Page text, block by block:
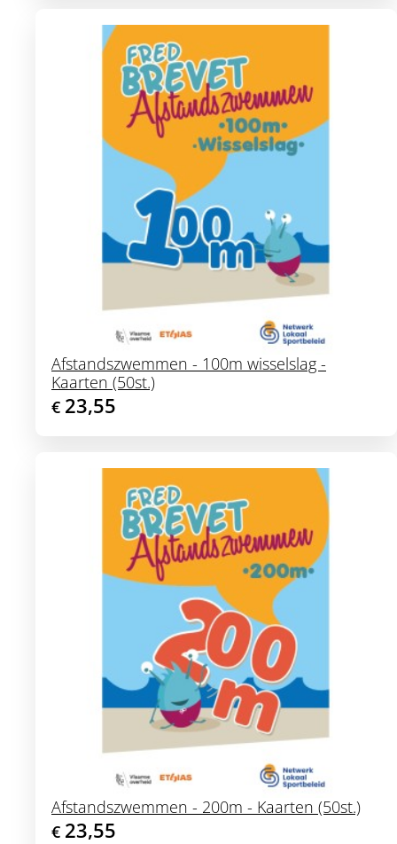
Afstandszwemmen - 100m wisselslag -
Kaarten (50st.)
€ 23,55
Afstandszwemmen - 200m - Kaarten (50st.)
€ 23,55